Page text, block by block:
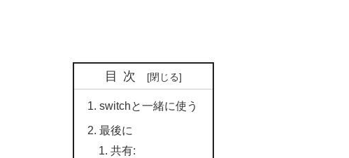
目次
switchと一緒に使う
最後に
共有: